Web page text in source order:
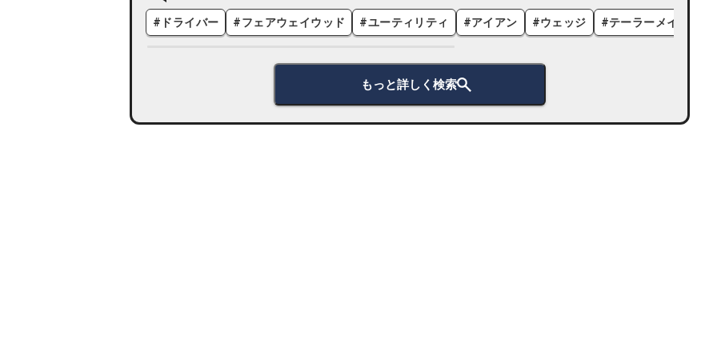
# ドライバー #フェアウェイウッド #ユーティリティ #アイアン #ウェッジ #テーラーメイド
もっと詳しく検索